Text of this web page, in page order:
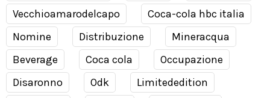
Vecchioamarodelcapo
Coca-cola hbc italia
Nomine
Distribuzione
Mineracqua
Beverage
Coca cola
Occupazione
Disaronno
Odk
Limitededition